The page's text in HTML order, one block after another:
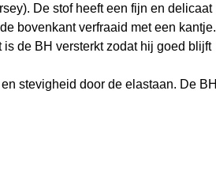
De stof heeft een fijn en delicaat
bovenkant verfraaid met een kantje.
de BH versterkt zodat hij goed blijft
stevigheid door de elastaan. De BH